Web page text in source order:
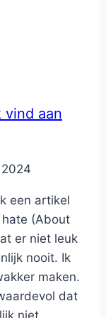
aan
een artikel
(About
er niet leuk
nooit. Ik
maken.
dat
niet